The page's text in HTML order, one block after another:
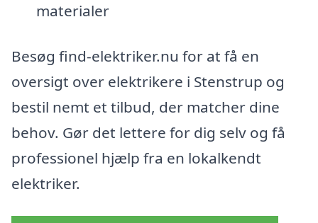
materialer
Besøg find-elektriker.nu for at få en
oversigt over elektrikere i Stenstrup og
bestil nemt et tilbud, der matcher dine
behov. Gør det lettere for dig selv og få
professionel hjælp fra en lokalkendt
elektriker.